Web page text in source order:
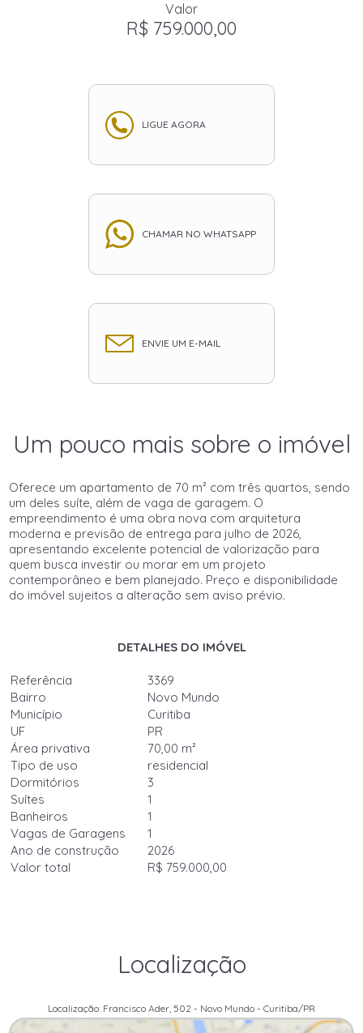
Valor
R$ 759.000,00
LIGUE AGORA
CHAMAR NO WHATSAPP
ENVIE UM E-MAIL
Um pouco mais sobre o imóvel
Oferece um apartamento de 70 m² com três quartos, sendo
um deles suíte, além de vaga de garagem. O
empreendimento é uma obra nova com arquitetura
moderna e previsão de entrega para julho de 2026,
apresentando excelente potencial de valorização para
quem busca investir ou morar em um projeto
contemporâneo e bem planejado. Preço e disponibilidade
do imóvel sujeitos a alteração sem aviso prévio.
DETALHES DO IMÓVEL
Referência
3369
Bairro
Novo Mundo
Município
Curitiba
UF
PR
Área privativa
70,00 m²
Tipo de uso
residencial
Dormitórios
3
Suítes
1
Banheiros
1
Vagas de Garagens
1
Ano de construção
2026
Valor total
R$ 759.000,00
Localização
Localização: Francisco Ader, 502 - Novo Mundo - Curitiba/PR